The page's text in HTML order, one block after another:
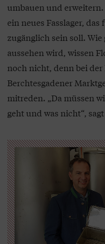
umbauen und
ein neues Fasslager,
zugänglich sein soll. Wie
aussehen wird, wissen
noch nicht, denn bei
Berchtesgadener
mitreden. „Da müssen
geht und was nicht“,